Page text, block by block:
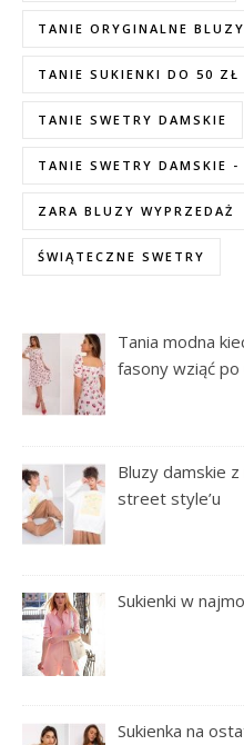
TANIE ORYGINALNE
TANIE SUKIENKI DO 50 ZŁ
TANIE SWETRY DAMSKIE
TANIE SWETRY DAMSKIE -
ZARA BLUZY WYPRZEDAŻ
ŚWIĄTECZNE SWETRY
Tania modna
fasony wziąć po
Bluzy damskie
street style’u
Sukienki w
Sukienka na